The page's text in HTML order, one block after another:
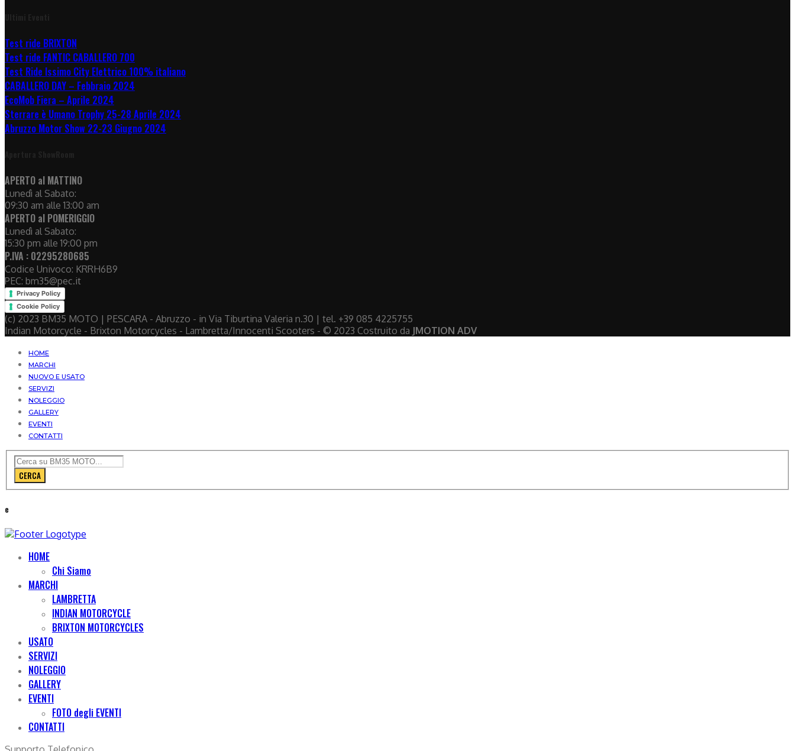
Test ride BRIXTON
Test ride FANTIC CABALLERO 700
Test Ride Issimo City Elettrico 100% italiano
CABALLERO DAY – Febbraio 2024
EcoMob Fiera – Aprile 2024
Sterrare è Umano Trophy 25-28 Aprile 2024
Abruzzo Motor Show 22-23 Giugno 2024
APERTO al MATTINO
Lunedì al Sabato:
09:30 am alle 13:00 am
APERTO al POMERIGGIO
Lunedì al Sabato:
15:30 pm alle 19:00 pm
P.IVA : 02295280685
Codice Univoco: KRRH6B9
PEC: bm35@pec.it
Privacy Policy
Cookie Policy
(c) 2023 BM35 MOTO | PESCARA - Abruzzo - in Via Tiburtina Valeria n.30 | tel. +39 085 4225755
Indian Motorcycle - Brixton Motorcycles - Lambretta/Innocenti Scooters - © 2023 Costruito da JMOTION ADV
HOME
MARCHI
NUOVO E USATO
SERVIZI
NOLEGGIO
GALLERY
EVENTI
CONTATTI
CERCA
e
HOME
Chi Siamo
MARCHI
LAMBRETTA
INDIAN MOTORCYCLE
BRIXTON MOTORCYCLES
USATO
SERVIZI
NOLEGGIO
GALLERY
EVENTI
FOTO degli EVENTI
CONTATTI